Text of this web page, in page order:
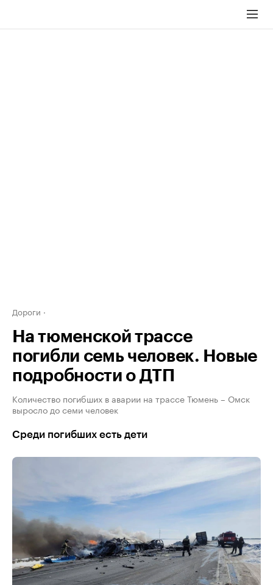
Дороги
На тюменской трассе
погибли семь человек. Новые
подробности о ДТП
Количество погибших в аварии на трассе Тюмень – Омск
выросло до семи человек
Среди погибших есть дети